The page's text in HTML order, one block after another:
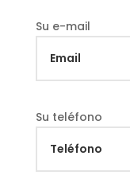
Su e-mail
Su teléfono